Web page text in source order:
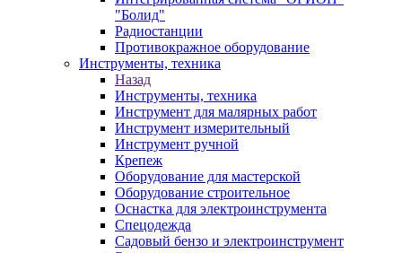
"Болид"
Радиостанции
Противокражное оборудование
Инструменты, техника
Назад
Инструменты, техника
Инструмент для малярных работ
Инструмент измерительный
Инструмент ручной
Крепеж
Оборудование для мастерской
Оборудование строительное
Оснастка для электроинструмента
Спецодежда
Садовый бензо и электроинструмент